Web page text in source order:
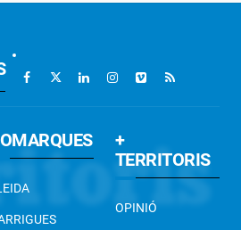
+
TERRITORIS
OPINIÓ